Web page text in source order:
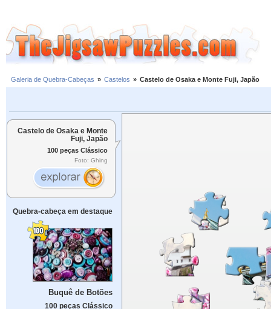
Galeria de Quebra-Cabeças » Castelos » Castelo de Osaka e Monte Fuji, Japão
Castelo de Osaka e Monte
Fuji, Japão
100 peças Clássico
Foto: Ghing
Quebra-cabeça em destaque
Buquê de Botões
100 peças Clássico